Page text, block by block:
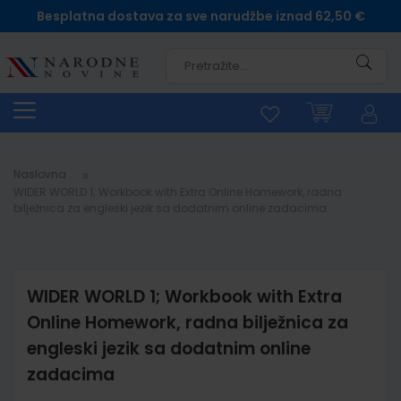
Besplatna dostava za sve narudžbe iznad 62,50 €
Naslovna
WIDER WORLD 1; Workbook with Extra
Online Homework, radna bilježnica za
engleski jezik sa dodatnim online
zadacima